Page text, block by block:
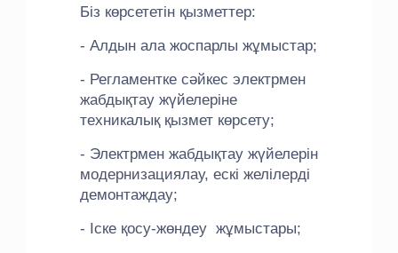
Біз көрсететін қызметтер:
- Алдын ала жоспарлы жұмыстар;
- Регламентке сәйкес электрмен
жабдықтау жүйелеріне
техникалық қызмет көрсету;
- Электрмен жабдықтау жүйелерін
модернизациялау, ескі желілерді
демонтаждау;
- Іске қосу-жөндеу жұмыстары;